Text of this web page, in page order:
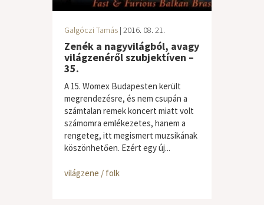
Galgóczi Tamás | 2016. 08. 21.
Zenék a nagyvilágból, avagy
világzenéről szubjektíven –
35.
A 15. Womex Budapesten került
megrendezésre, és nem csupán a
számtalan remek koncert miatt volt
számomra emlékezetes, hanem a
rengeteg, itt megismert muzsikának
köszönhetően. Ezért egy új...
világzene / folk